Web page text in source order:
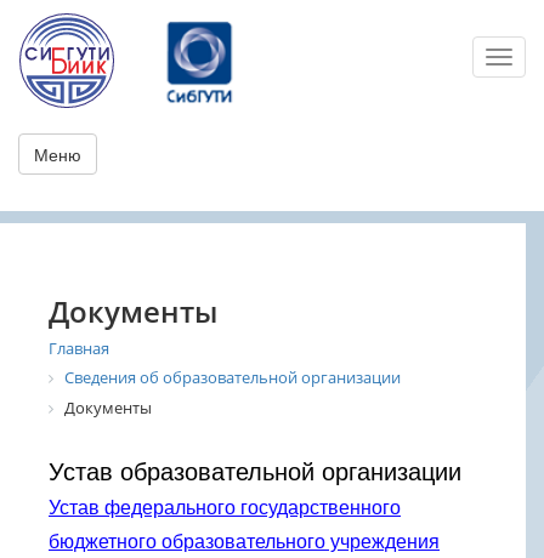
Меню
Документы
Главная
Сведения об образовательной организации
Документы
Устав образовательной организации
Устав федерального государственного
бюджетного образовательного учреждения